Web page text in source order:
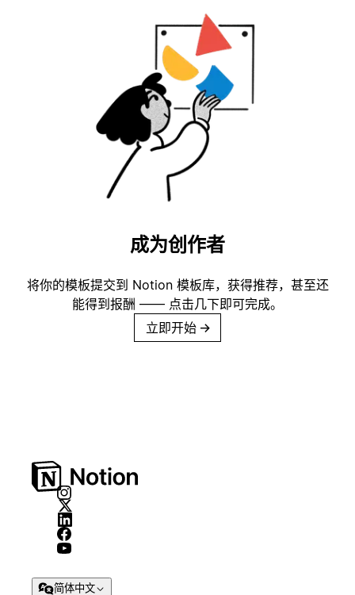
成为创作者
将你的模板提交到 Notion 模板库，获得推荐，甚至还
能得到报酬 —— 点击几下即可完成。
立即开始 →
简体中文